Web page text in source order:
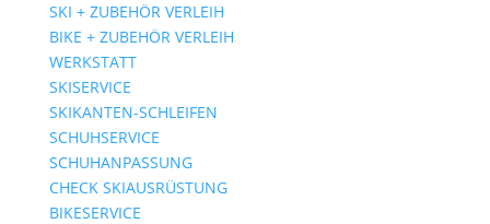
SKI + ZUBEHÖR VERLEIH
BIKE + ZUBEHÖR VERLEIH
WERKSTATT
SKISERVICE
SKIKANTEN-SCHLEIFEN
SCHUHSERVICE
SCHUHANPASSUNG
CHECK SKIAUSRÜSTUNG
BIKESERVICE